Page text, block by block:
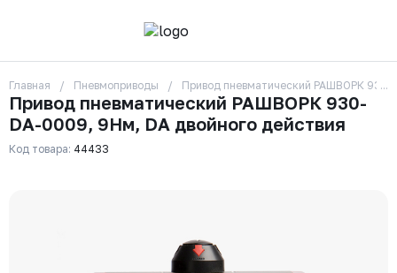
О компании
Контакты
Бренды
Отзывы
Сотрудники
Главная Пневмоприводы Привод пневматический РАШВОРК 930-
Привод пневматический РАШВОРК 930-
DA-0009, 9Нм, DA двойного действия
Код товара: 44433